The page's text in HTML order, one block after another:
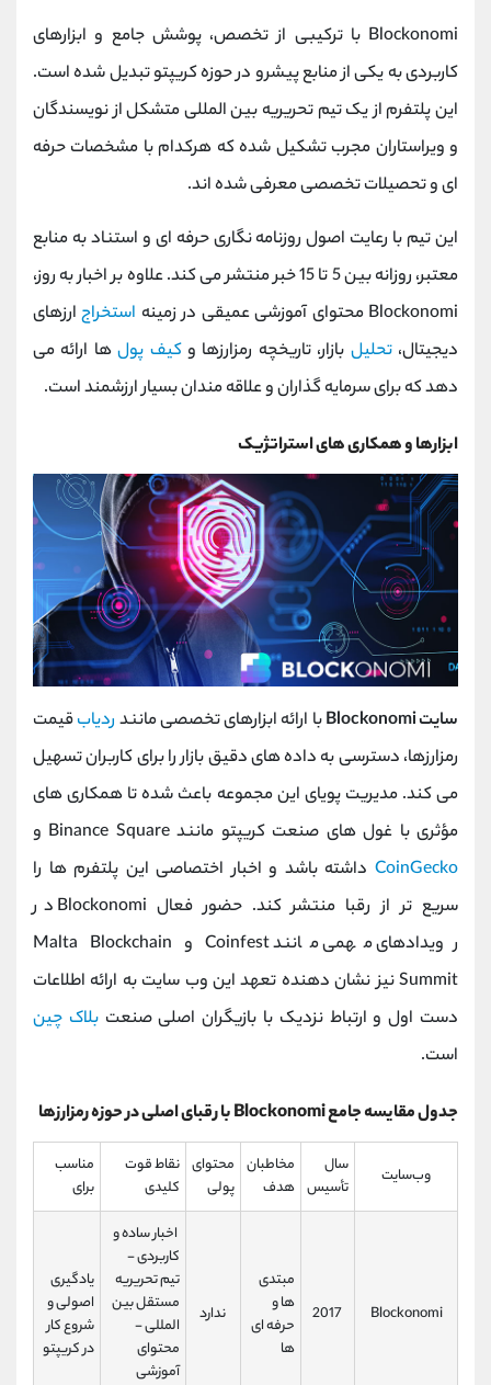
Blockonomi با ترکیبی از تخصص، پوشش جامع و ابزارهای
کاربردی به یکی از منابع پیشرو در حوزه کریپتو تبدیل شده است.
این پلتفرم از یک تیم تحریریه بین‌ المللی متشکل از نویسندگان
و ویراستاران مجرب تشکیل شده که هرکدام با مشخصات حرفه
‌ای و تحصیلات تخصصی معرفی شده ‌اند.
این تیم با رعایت اصول روزنامه‌ نگاری حرفه‌ ای و استناد به منابع
معتبر، روزانه بین 5 تا 15 خبر منتشر می ‌کند. علاوه بر اخبار به ‌روز،
Blockonomi محتوای آموزشی عمیقی در زمینه
استخراجارزهای
دیجیتال،تحلیل بازار، تاریخچه رمزارزها وکیف پول‌ها ارائه می‌
دهد که برای سرمایه‌ گذاران و علاقه ‌مندان بسیار ارزشمند است.
ابزارها و همکاری ‌های استراتژیک
سایت Blockonomi با ارائه ابزارهای تخصصی مانند ردیابقیمت
رمزارزها، دسترسی به داده‌ های دقیق بازار را برای کاربران تسهیل
می‌ کند. مدیریت پویای این مجموعه باعث شده تا همکاری ‌های
مؤثری با غول‌ های صنعت کریپتو مانند Binance Square و
CoinGecko داشته باشد و اخبار اختصاصی این پلتفرم‌ ها را
سریع ‌تر از رقبا منتشر کند. حضور فعال Blockonomi در
رویدادهای مهمی مانند Coinfest و Malta Blockchain
Summit نیز نشان ‌دهنده تعهد این وب ‌سایت به ارائه اطلاعات
دست اول و ارتباط نزدیک با بازیگران اصلی صنعتبلاک چین
است.
جدول مقایسه جامع Blockonomi با رقبای اصلی در حوزه رمزارزها
وب‌سایت
سال
تأسیس
مخاطبان
هدف
محتوای
پولی
نقاط قوت
کلیدی
مناسب
برای
Blockonomi
2017
مبتدی‌
ها و
حرفه‌ ای‌
ها
ندارد
اخبار ساده و
کاربردی -
تیم تحریریه
مستقل بین‌
المللی -
محتوای
آموزشی
یادگیری
اصولی و
شروع کار
در کریپتو